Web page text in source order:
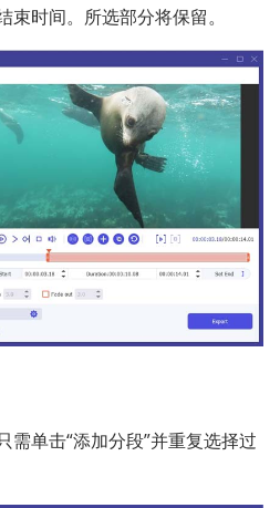
时间。所选部分将保留。
需单击“添加分段”并重复选择过